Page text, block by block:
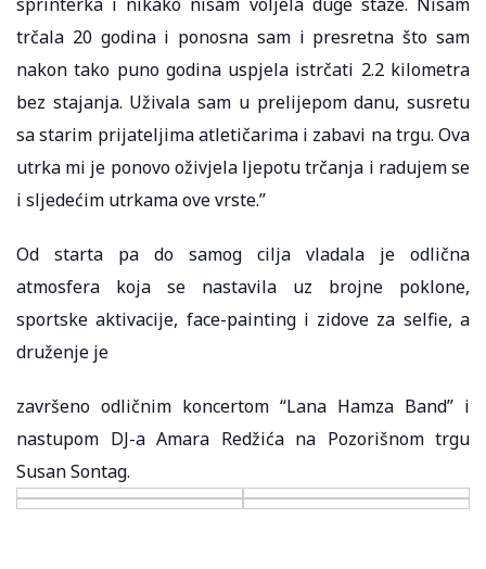
trčala 20 godina i ponosna sam i presretna što sam
nakon tako puno godina uspjela istrčati 2.2 kilometra
bez stajanja. Uživala sam u prelijepom danu, susretu
sa starim prijateljima atletičarima i zabavi na trgu. Ova
utrka mi je ponovo oživjela ljepotu trčanja i radujem se
i sljedećim utrkama ove vrste.”
Od starta pa do samog cilja vladala je odlična
atmosfera koja se nastavila uz brojne poklone,
sportske aktivacije, face-painting i zidove za selfie, a
druženje je
završeno odličnim koncertom “Lana Hamza Band” i
nastupom DJ-a Amara Redžića na Pozorišnom trgu
Susan Sontag.